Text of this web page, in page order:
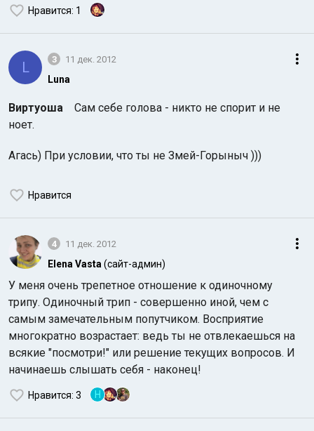
Нравится: 1
L 3 11 дек. 2012
Luna
Виртуоша Сам себе голова - никто не спорит и не
ноет.
Агась) При условии, что ты не Змей-Горыныч )))
Нравится
4 11 дек. 2012
Elena Vasta (сайт-админ)
У меня очень трепетное отношение к одиночному
трипу. Одиночный трип - совершенно иной, чем с
самым замечательным попутчиком. Восприятие
многократно возрастает: ведь ты не отвлекаешься на
всякие "посмотри!" или решение текущих вопросов. И
начинаешь слышать себя - наконец!
Нравится: 3 H